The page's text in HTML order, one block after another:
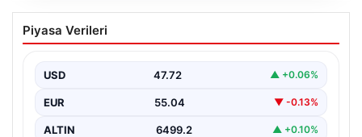
2 Yaşındaki Bebeğin Hayatını Kurtaran
Havalimanı Personeline Takdir Ödülü
olayda, ailesiyle seyahat eden 2 yaşındaki Liam adlı
bebeğin…
Piyasa Verileri
USD 47.72 ▲ +0.06%
EUR 55.04 ▼ -0.13%
ALTIN 6499.2 ▲ +0.10%